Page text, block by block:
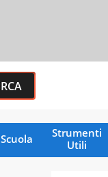
Scuola
Strumenti
Utili